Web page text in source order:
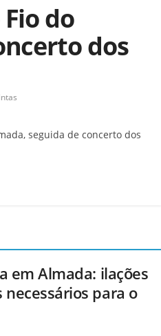
do
dos
seguida de concerto dos
em Almada: ilações
para o